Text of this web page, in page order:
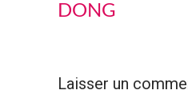
DONG
Laisser un